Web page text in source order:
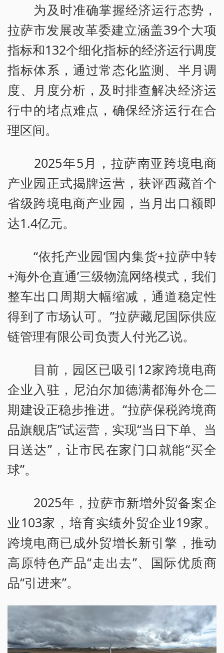
为及时准确掌握经济运行态势，
拉萨市发展改革委建立涵盖39个大项
指标和132个细化指标的经济运行调度
指标体系，通过常态化监测、半月调
度、月度分析，及时排查解决经济运
行中的堵点难点，确保经济运行在合
理区间。
2025年5月，拉萨南亚跨境电商
产业园正式揭牌运营，获评西藏首个
省级跨境电商产业园，当月出口额即
达1.4亿元。
“依托产业园‘国内集货+拉萨中转
+海外仓直通’三级物流网络模式，我们
整车出口周期大幅缩减，通道稳定性
得到了市场认可。”拉萨藏尼国际供应
链管理有限公司负责人付光乙说。
目前，园区已吸引12家跨境电商
企业入驻，尼泊尔加德满都海外仓二
期建设正稳步推进。“拉萨保税跨境商
品旗舰店”试运营，实现“当日下单、当
日送达”，让市民在家门口就能“买全
球”。
2025年，拉萨市新增外贸备案企
业103家，培育实绩外贸企业19家。
跨境电商已成外贸增长新引擎，推动
高原特色产品“走出去”、国际优质商
品“引进来”。